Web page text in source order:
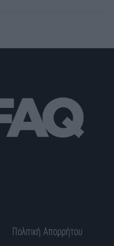
Πολιτική Απορρήτου